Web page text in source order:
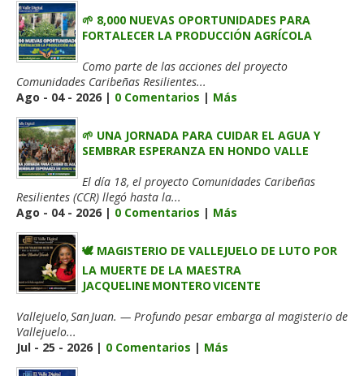
🌱 8,000 NUEVAS OPORTUNIDADES PARA
FORTALECER LA PRODUCCIÓN AGRÍCOLA
Como parte de las acciones del proyecto
Comunidades Caribeñas Resilientes...
Ago - 04 - 2026 | 0 Comentarios | Más
🌱 UNA JORNADA PARA CUIDAR EL AGUA Y
SEMBRAR ESPERANZA EN HONDO VALLE
El día 18, el proyecto Comunidades Caribeñas
Resilientes (CCR) llegó hasta la...
Ago - 04 - 2026 | 0 Comentarios | Más
🕊️ MAGISTERIO DE VALLEJUELO DE LUTO POR
LA MUERTE DE LA MAESTRA
JACQUELINE MONTERO VICENTE
Vallejuelo, San Juan. — Profundo pesar embarga al magisterio de
Vallejuelo...
Jul - 25 - 2026 | 0 Comentarios | Más